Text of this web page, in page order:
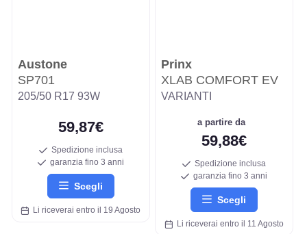
Austone
SP701
205/50 R17 93W
59,87€
Spedizione inclusa
garanzia fino 3 anni
Scegli
Li riceverai entro il 19 Agosto
Prinx
XLAB COMFORT EV
VARIANTI
a partire da
59,88€
Spedizione inclusa
garanzia fino 3 anni
Scegli
Li riceverai entro il 11 Agosto